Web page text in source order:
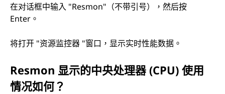
在对话框中输入 "Resmon"（不带引号），然后按
Enter。
将打开 "资源监控器 "窗口，显示实时性能数据。
Resmon 显示的中央处理器 (CPU) 使用
情况如何？